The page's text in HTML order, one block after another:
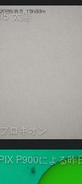
5 太陽
ロキオン